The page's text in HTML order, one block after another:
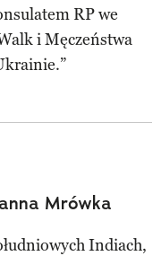
RP we
i Męczeństwa
Mrówka
Indiach,